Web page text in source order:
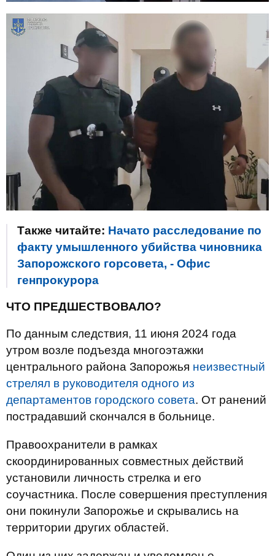
Также читайте: Начато расследование по
факту умышленного убийства чиновника
Запорожского горсовета, - Офис
генпрокурора
ЧТО ПРЕДШЕСТВОВАЛО?
По данным следствия, 11 июня 2024 года
утром возле подъезда многоэтажки
центрального района Запорожья неизвестный
стрелял в руководителя одного из
департаментов городского совета. От ранений
пострадавший скончался в больнице.
Правоохранители в рамках
скоординированных совместных действий
установили личность стрелка и его
соучастника. После совершения преступления
они покинули Запорожье и скрывались на
территории других областей.